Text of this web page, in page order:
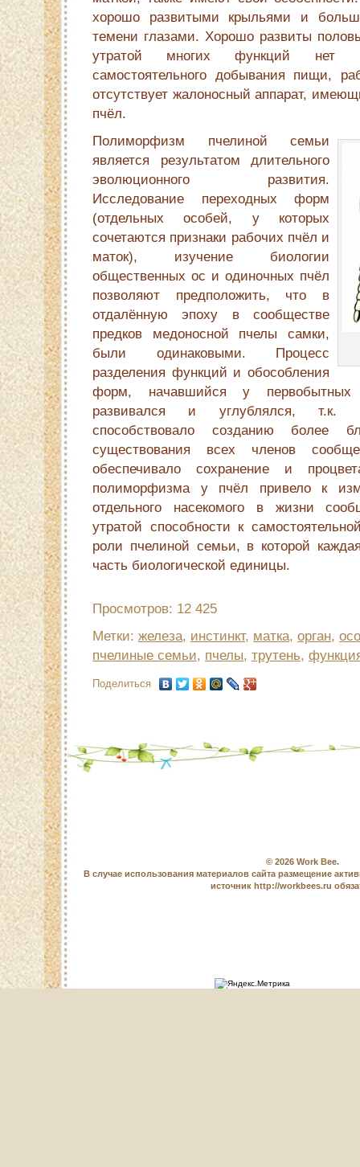
хорошо развитыми крыльями и
темени глазами. Хорошо развиты
утратой многих функций нет
самостоятельного добывания пищи,
отсутствует жалоносный аппарат,
пчёл.
Полиморфизм пчелиной семьи
является результатом длительного
эволюционного развития.
Исследование переходных форм
(отдельных особей, у которых
сочетаются признаки рабочих пчёл и
маток), изучение биологии
общественных ос и одиночных пчёл
позволяют предположить, что в
отдалённую эпоху в сообществе
предков медоносной пчелы самки,
были одинаковыми. Процесс
разделения функций и обособления
форм, начавшийся у первобытных
развивался и углублялся, т.к.
способствовало созданию более
существования всех членов
обеспечивало сохранение и
полиморфизма у пчёл привело к
отдельного насекомого в жизни
утратой способности к
роли пчелиной семьи, в которой
часть биологической единицы.
Просмотров: 12 425
Метки: железа, инстинкт, матка, орган,
пчелиные семьи, пчелы, трутень,
Поделиться
© 2026 Work Bee.
В случае использования материалов сайта размещение
источник http://workbees.ru